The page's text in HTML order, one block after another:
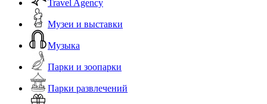
Travel Agency
Музеи и выставки
Музыка
Парки и зоопарки
Парки развлечений